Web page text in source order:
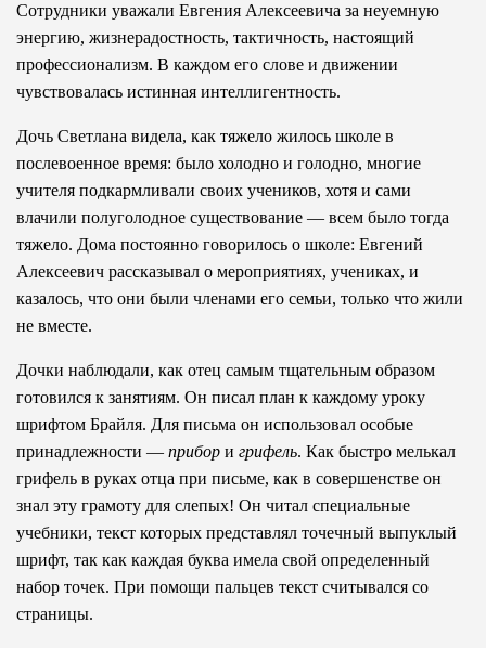
Сотрудники уважали Евгения Алексеевича за неуемную
энергию, жизнерадостность, тактичность, настоящий
профессионализм. В каждом его слове и движении
чувствовалась истинная интеллигентность.
Дочь Светлана видела, как тяжело жилось школе в
послевоенное время: было холодно и голодно, многие
учителя подкармливали своих учеников, хотя и сами
влачили полуголодное существование — всем было тогда
тяжело. Дома постоянно говорилось о школе: Евгений
Алексеевич рассказывал о мероприятиях, учениках, и
казалось, что они были членами его семьи, только что жили
не вместе.
Дочки наблюдали, как отец самым тщательным образом
готовился к занятиям. Он писал план к каждому уроку
шрифтом Брайля. Для письма он использовал особые
принадлежности — прибор и грифель. Как быстро мелькал
грифель в руках отца при письме, как в совершенстве он
знал эту грамоту для слепых! Он читал специальные
учебники, текст которых представлял точечный выпуклый
шрифт, так как каждая буква имела свой определенный
набор точек. При помощи пальцев текст считывался со
страницы.